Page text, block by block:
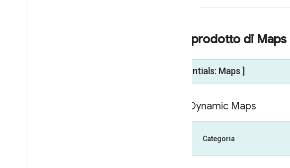
SKU prodotto di Maps
[ Essentials: Maps ]
SKU: Dynamic Maps
Categoria